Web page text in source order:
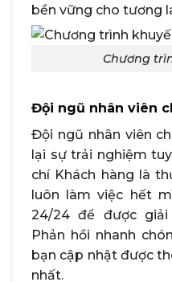
bền vững cho tương
Chương
Đội ngũ nhân viên
Đội ngũ nhân viên
lại sự trải nghiệm
chí Khách hàng là
luôn làm việc hết
24/24 để được
Phản hồi nhanh
bạn cập nhật được
nhất.